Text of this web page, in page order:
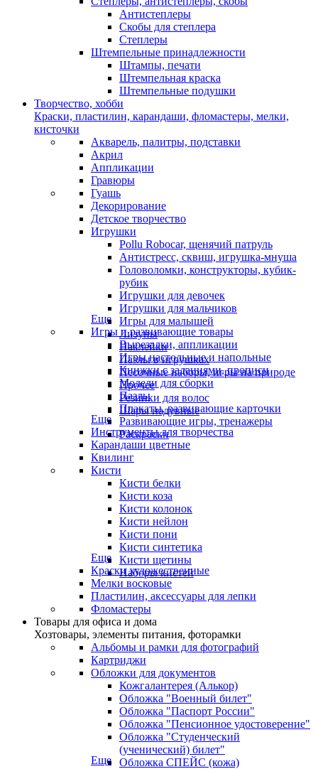
Антистеплеры
Скобы для степлера
Степлеры
Штемпельные принадлежности
Штампы, печати
Штемпельная краска
Штемпельные подушки
Творчество, хобби
Краски, пластилин, карандаши, фломастеры, мелки,
кисточки
Акварель, палитры, подставки
Акрил
Аппликации
Гравюры
Гуашь
Декорирование
Детское творчество
Игрушки
Pollu Robocar, щенячий патруль
Антистресс, сквиш, игрушка-мнуша
Головоломки, конструкторы, кубик-
рубик
Игрушки для девочек
Игрушки для мальчиков
Игры для малышей
Лизуны
Наклейки
Пазлы в игрушках
Песочные наборы, игры на природе
Прочее
Резинки для волос
Шары надувные
Еще
Игры и развивающие товары
Вырезалки, аппликации
Игры настольные и напольные
Книжки с заданиями, прописи
Модели для сборки
Пазлы
Плакаты, развивающие карточки
Развивающие игры, тренажеры
Раскраски
Еще
Инструменты для творчества
Карандаши цветные
Квилинг
Кисти
Кисти белки
Кисти коза
Кисти колонок
Кисти нейлон
Кисти пони
Кисти синтетика
Кисти щетины
Наборы кистей
Еще
Краски художественные
Мелки восковые
Пластилин, аксессуары для лепки
Фломастеры
Товары для офиса и дома
Хозтовары, элементы питания, фоторамки
Альбомы и рамки для фотографий
Картриджи
Обложки для документов
Кожгалантерея (Алькор)
Обложка "Военный билет"
Обложка "Паспорт России"
Обложка "Пенсионное удостоверение"
Обложка "Студенческий
(ученический) билет"
Обложка СПЕЙС (кожа)
Еще